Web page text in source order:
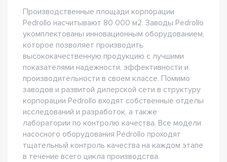
Производственные площади корпорации
Pedrollo насчитывают 80 000 м2. Заводы Pedrollo
укомплектованы инновационным оборудованием,
которое позволяет производить
высококачественную продукцию с лучшими
показателями надежности, эффективности и
производительности в своем классе. Помимо
заводов и развитой дилерской сети в структуру
корпорации Pedrollo входят собственные отделы
исследований и разработок, а также
лаборатории по контролю качества. Все модели
насосного оборудования Pedrollo проходят
тщательный контроль качества на каждом этапе
в течение всего цикла производства.